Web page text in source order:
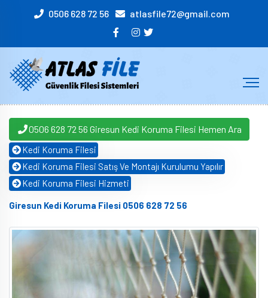
0506 628 72 56 atlasfile72@gmail.com
0506 628 72 56 Giresun Kedi Koruma Filesi Hemen Ara
Kedi Koruma Filesi
Kedi Koruma Filesi Satış Ve Montajı Kurulumu Yapılır
Kedi Koruma Filesi Hizmeti
Giresun Kedi Koruma Filesi 0506 628 72 56